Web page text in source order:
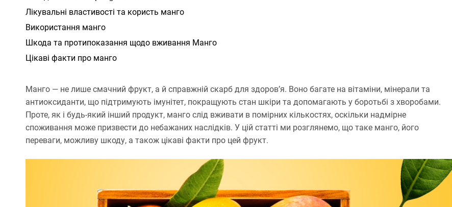
Лікувальні властивості та користь манго
Використання манго
Шкода та протипоказання щодо вживання Манго
Цікаві факти про манго
Манго — не лише смачний фрукт, а й справжній скарб для здоров’я. Воно багате на вітаміни, мінерали та
антиоксиданти, що підтримують імунітет, покращують стан шкіри та допомагають у боротьбі з хворобами.
Проте, як і будь-який інший продукт, манго слід вживати в помірних кількостях, оскільки надмірне
споживання може призвести до небажаних наслідків. У цій статті ми розглянемо, що таке манго, його
переваги, можливу шкоду, а також цікаві факти про цей фрукт.